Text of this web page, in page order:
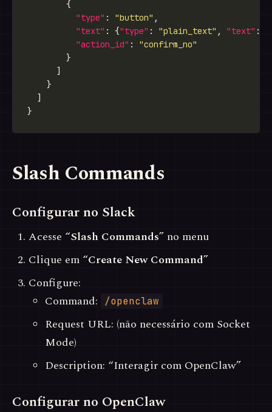
"type" : "button"
"text" : {"type" : "plain_text" , "text" :
"action_id" : "confirm_no"
Slash Commands
Configurar no Slack
Acesse “Slash Commands” no menu
Clique em “Create New Command”
Configure:
Command:
/openclaw
Request URL: (não necessário com Socket
Mode)
Description: “Interagir com OpenClaw”
Configurar no OpenClaw